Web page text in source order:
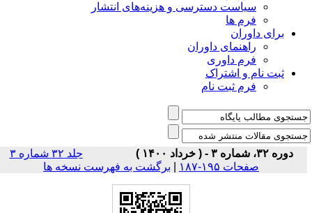
سیاست دسترسی و هزینه‌های انتشار
فرم ها
برای داوران
راهنمای داوران
فرم داوری
ثبت نام و اشتراک
فرم ثبت نام
دوره ۳۲، شماره ۳ - ( خرداد ۱۴۰۰ )
جلد ۳۲ شماره ۳
صفحات ۱۹۵-۱۸۷
| برگشت به فهرست نسخه ها